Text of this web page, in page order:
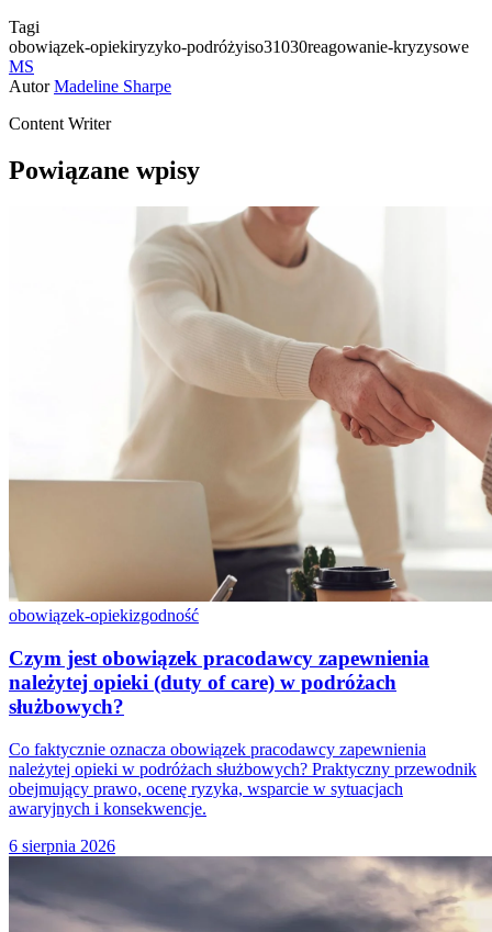
Tagi
obowiązek-opiekiryzyko-podróżyiso31030reagowanie-kryzysowe
MS
Autor Madeline Sharpe
Content Writer
Powiązane wpisy
obowiązek-opiekizgodność
Czym jest obowiązek pracodawcy zapewnienia
należytej opieki (duty of care) w podróżach
służbowych?
Co faktycznie oznacza obowiązek pracodawcy zapewnienia
należytej opieki w podróżach służbowych? Praktyczny przewodnik
obejmujący prawo, ocenę ryzyka, wsparcie w sytuacjach
awaryjnych i konsekwencje.
6 sierpnia 2026